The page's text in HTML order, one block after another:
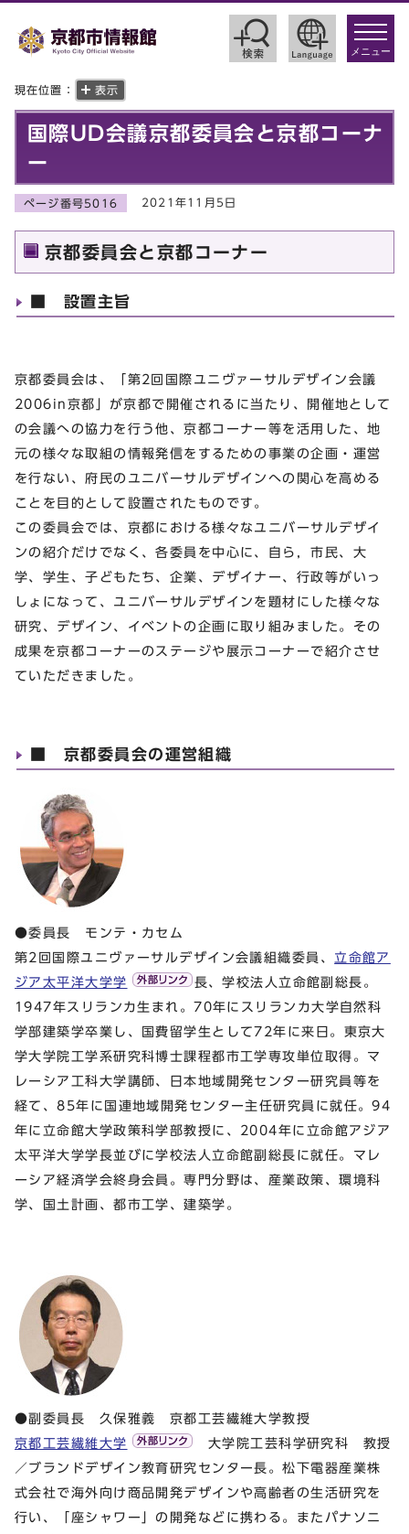
toggle
メニュー
現在位置： 表示
国際UD会議京都委員会と京都コーナ
ー
ページ番号5016 2021年11月5日
京都委員会と京都コーナー
■ 設置主旨
京都委員会は、「第2回国際ユニヴァーサルデザイン会議
2006in京都」が京都で開催されるに当たり、開催地として
の会議への協力を行う他、京都コーナー等を活用した、地
元の様々な取組の情報発信をするための事業の企画・運営
を行ない、府民のユニバーサルデザインへの関心を高める
ことを目的として設置されたものです。
この委員会では、京都における様々なユニバーサルデザイ
ンの紹介だけでなく、各委員を中心に、自ら，市民、大
学、学生、子どもたち、企業、デザイナー、行政等がいっ
しょになって、ユニバーサルデザインを題材にした様々な
研究、デザイン、イベントの企画に取り組みました。その
成果を京都コーナーのステージや展示コーナーで紹介させ
ていただきました。
■ 京都委員会の運営組織
●委員長 モンテ・カセム
第2回国際ユニヴァーサルデザイン会議組織委員、 立命館ア
ジア太平洋大学学
長、学校法人立命館副総長。
1947年スリランカ生まれ。70年にスリランカ大学自然科
学部建築学卒業し、国費留学生として72年に来日。東京大
学大学院工学系研究科博士課程都市工学専攻単位取得。マ
レーシア工科大学講師、日本地域開発センター研究員等を
経て、85年に国連地域開発センター主任研究員に就任。94
年に立命館大学政策科学部教授に、2004年に立命館アジア
太平洋大学学長並びに学校法人立命館副総長に就任。マレ
ーシア経済学会終身会員。専門分野は、産業政策、環境科
学、国土計画、都市工学、建築学。
●副委員長 久保雅義 京都工芸繊維大学教授
京都工芸繊維大学
大学院工芸科学研究科 教授
／ブランドデザイン教育研究センター長。松下電器産業株
式会社で海外向け商品開発デザインや高齢者の生活研究を
行い、「座シャワー」の開発などに携わる。またパナソニ